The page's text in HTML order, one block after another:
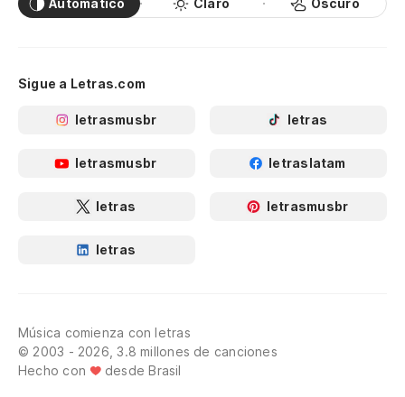
Automático Claro Oscuro
Sigue a Letras.com
letrasmusbr letras
letrasmusbr letraslatam
letras letrasmusbr
letras
Música comienza con letras
© 2003 - 2026, 3.8 millones de canciones
Hecho con
desde Brasil